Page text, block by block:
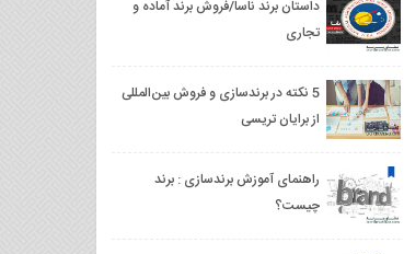
داستان برند ناسا/فروش برند آماده و
تجاری
5 نکته در برندسازی و فروش بین‌المللی
از برایان تریسی
راهنمای آموزش برندسازی : برند
چیست؟